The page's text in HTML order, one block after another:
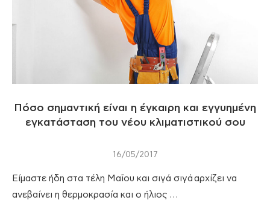
Πόσο σημαντική είναι η έγκαιρη και εγγυημένη
εγκατάσταση του νέου κλιματιστικού σου
16/05/2017
Είμαστε ήδη στα τέλη Μαΐου και σιγά σιγά αρχίζει να
ανεβαίνει η θερμοκρασία και ο ήλιος …